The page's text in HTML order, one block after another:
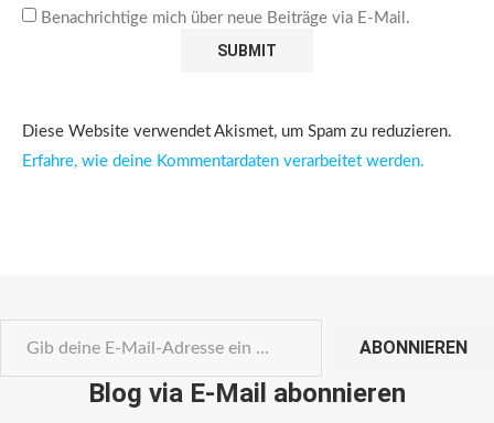
Benachrichtige mich über neue Beiträge via E-Mail.
Diese Website verwendet Akismet, um Spam zu reduzieren.
Erfahre, wie deine Kommentardaten verarbeitet werden.
ABONNIEREN
Blog via E-Mail abonnieren